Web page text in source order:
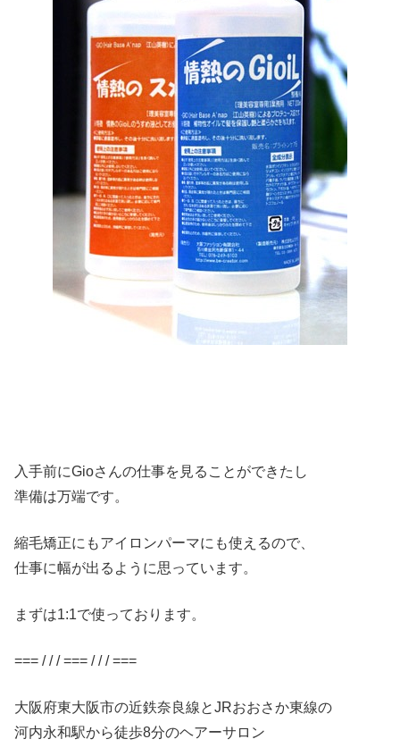
入手前にGioさんの仕事を見ることができたし
準備は万端です。
縮毛矯正にもアイロンパーマにも使えるので、
仕事に幅が出るように思っています。
まずは1:1で使っております。
=== / / / === / / / ===
大阪府東大阪市の近鉄奈良線とJRおおさか東線の
河内永和駅から徒歩8分のヘアーサロン